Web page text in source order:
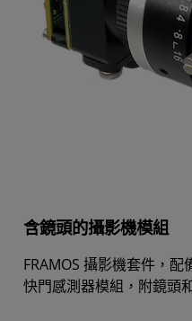
含鏡頭的攝影機模組
FRAMOS 攝影機套件，
快門感測器模組，附鏡頭